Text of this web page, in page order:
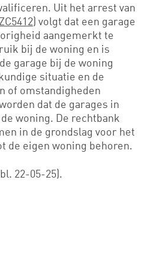
Uit het arrest van
) volgt dat een garage
aangemerkt te
bij de woning en is
garage bij de woning
situatie en de
of omstandigheden
dat de garages in
woning. De rechtbank
in de grondslag voor het
de eigen woning behoren.
22-05-25).